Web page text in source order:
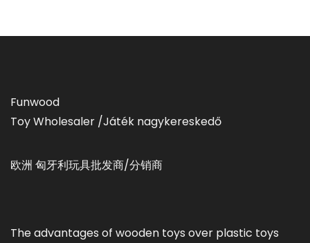
Funwood
Toy Wholesaler /Játék nagykereskedő
欧洲 匈牙利玩具批发商/分销商
The advantages of wooden toys over plastic toys